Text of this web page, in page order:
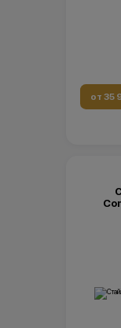
от 35